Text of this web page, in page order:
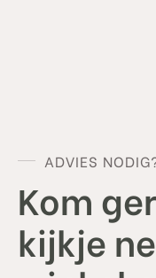
ADVIES
Kom
kijkje